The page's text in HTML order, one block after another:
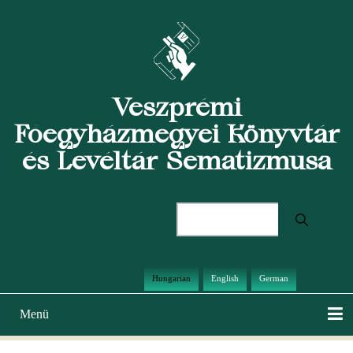
Veszprémi
Főegyházmegyei Könyvtár
és Levéltár Sematizmusa
Hungarian English German
Main
Menü